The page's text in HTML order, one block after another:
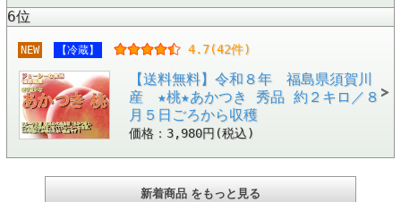
6位
NEW 【冷蔵】 4.7(42件)
【送料無料】令和８年 福島県須賀川
産 ★桃★あかつき 秀品 約２キロ／８
月５日ごろから収穫
価格：3,980円(税込)
新着商品 をもっと見る